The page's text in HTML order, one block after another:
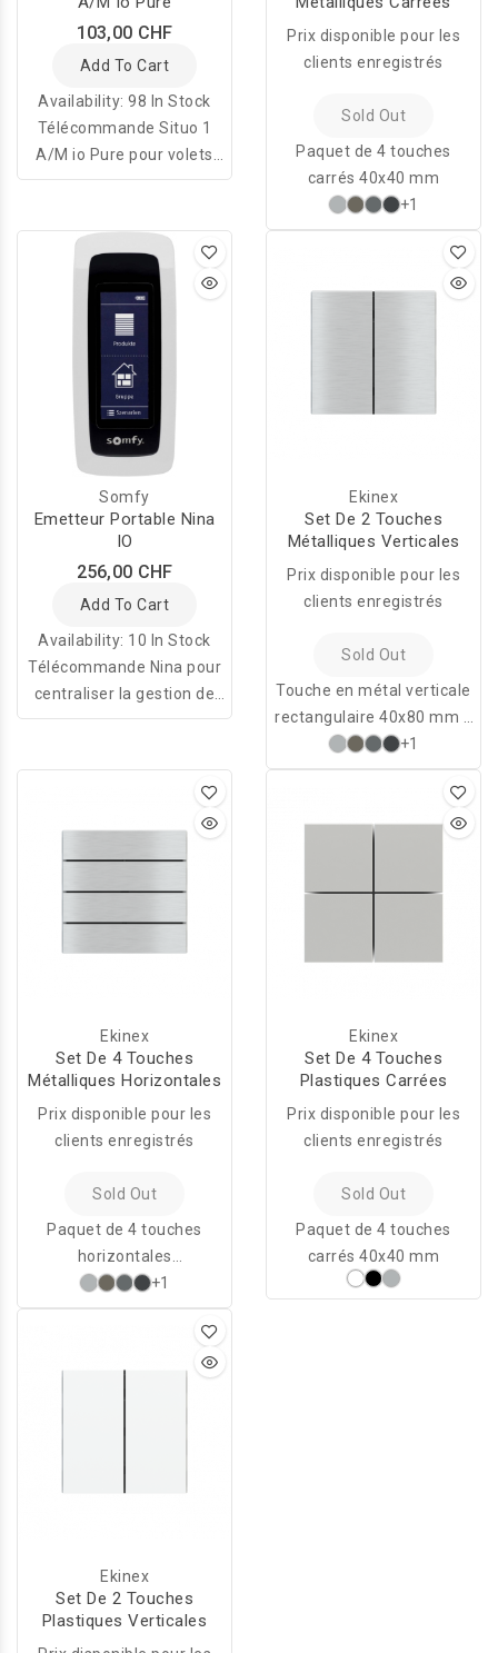
103,00 CHF
Add To Cart
Availability:98 In Stock
Télécommande Situo 1
A/M io Pure pour volets
roulants et stores
Prix disponible pour les
clients enregistrés
Sold Out
Paquet de 4 touches
carrés 40x40 mm
+1
Somfy
Emetteur Portable Nina
IO
256,00 CHF
Add To Cart
Availability: 10 In Stock
Télécommande Nina pour
centraliser la gestion de
vos volets roulants, stores,
Grâce à la technologie io-
homecontrol, elle contrôle
tous les équipements de la
Ekinex
Set De 2 Touches
Métalliques Verticales
Prix disponible pour les
clients enregistrés
Sold Out
Touche en métal verticale
rectangulaire 40x80 mm à
utiliser comme surface
d'actionnement des
touches ekinex® EK-ED2-
TP.
+1
Ekinex
Set De 4 Touches
Métalliques Horizontales
Prix disponible pour les
clients enregistrés
Sold Out
Paquet de 4 touches
horizontales
rectangulaires
+1
Ekinex
Set De 4 Touches
Plastiques Carrées
Prix disponible pour les
clients enregistrés
Sold Out
Paquet de 4 touches
carrés 40x40 mm
Ekinex
Set De 2 Touches
Plastiques Verticales